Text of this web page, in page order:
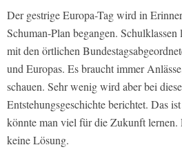
Der gestrige Europa-Tag wird in
Schuman-Plan begangen.
mit den örtlichen
und Europas. Es braucht immer
schauen. Sehr wenig wird aber bei
Entstehungsgeschichte berichtet. Das
könnte man viel für die Zukunft lernen.
keine Lösung.